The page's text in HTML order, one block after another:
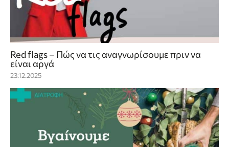
Red flags – Πώς να τις αναγνωρίσουμε πριν να
είναι αργά
23.12.2025